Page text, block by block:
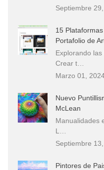
Septiembre
15
Portafolio de
Explorando
Crear t…
Marzo 01,
Nuevo
McLean
Manualidades
L…
Septiembre
Pintores de